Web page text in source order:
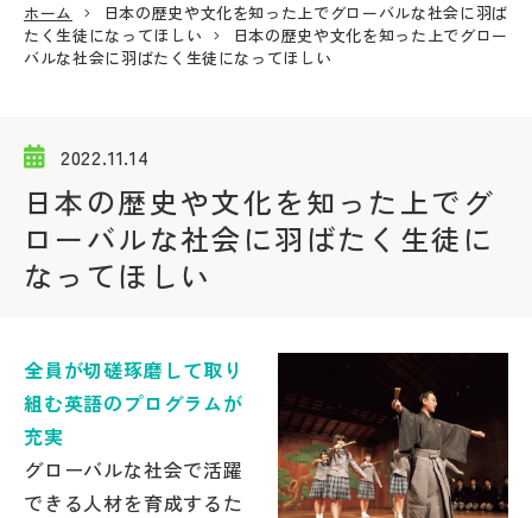
メニュー
学校動画
私学探検隊
説明会・イベント情報
よみもの
ホーム
日本の歴史や文化を知った上でグローバルな社会に羽ば
たく生徒になってほしい
日本の歴史や文化を知った上でグロー
バルな社会に羽ばたく生徒になってほしい
2022.11.14
日本の歴史や文化を知った上でグ
ローバルな社会に羽ばたく生徒に
なってほしい
全員が切磋琢磨して取り
組む英語のプログラムが
充実
グローバルな社会で活躍
できる人材を育成するた